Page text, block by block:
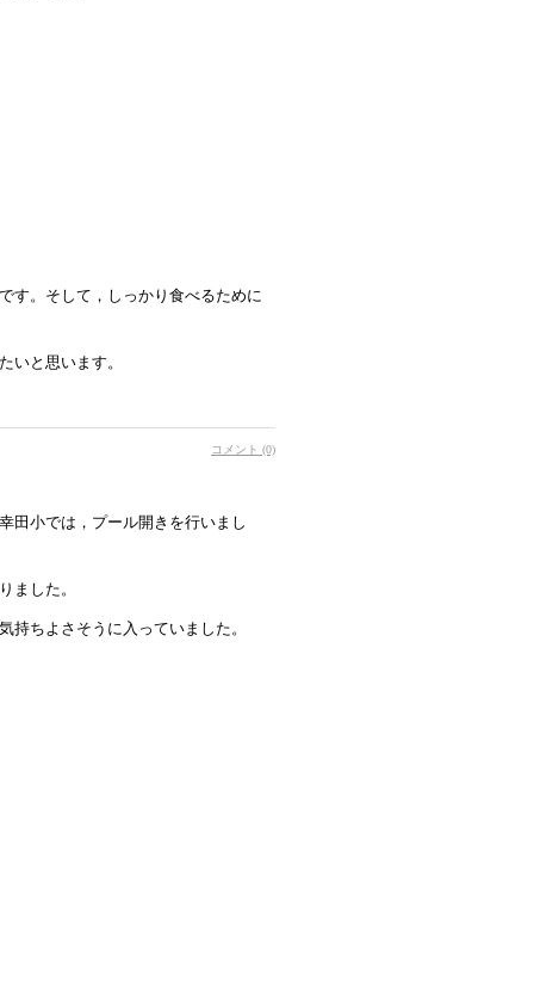
す。そして，しっかり食べるために
いと思います。
コメント (0)
田小では，プール開きを行いまし
ました。
ちよさそうに入っていました。